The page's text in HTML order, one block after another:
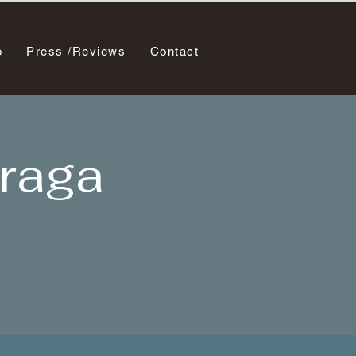
Press /Reviews Contact